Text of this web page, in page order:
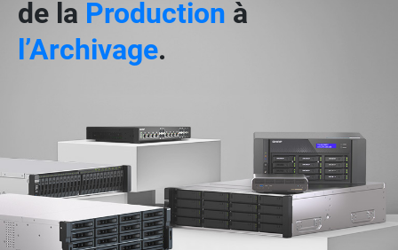
de la Production à
l’Archivage.